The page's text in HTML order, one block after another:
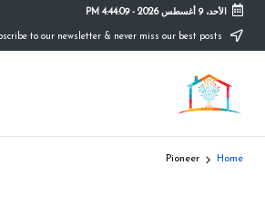
content
الأحد، 9 أغسطس 2026 -
4:44:10 PM
م
و
ق
التعليم
الصريح
Home
Pioneer